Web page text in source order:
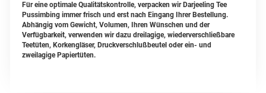
Für eine optimale Qualitätskontrolle, verpacken wir Darjeeling Tee
Pussimbing immer frisch und erst nach Eingang Ihrer Bestellung.
Abhängig vom Gewicht, Volumen, Ihren Wünschen und der
Verfügbarkeit, verwenden wir dazu dreilagige, wiederverschließbare
Teetüten, Korkengläser, Druckverschlußbeutel oder ein- und
zweilagige Papiertüten.